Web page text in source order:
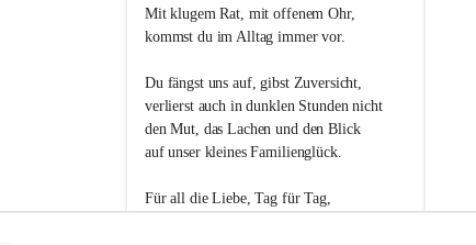
Mit klugem Rat, mit offenem Ohr,
kommst du im Alltag immer vor.
Du fängst uns auf, gibst Zuversicht,
verlierst auch in dunklen Stunden nicht
den Mut, das Lachen und den Blick
auf unser kleines Familienglück.
Für all die Liebe, Tag für Tag,